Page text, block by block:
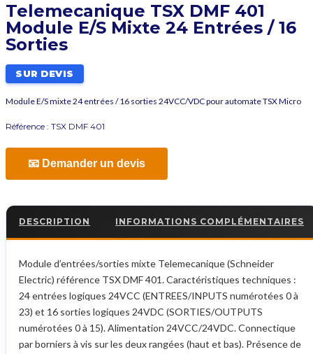
Telemecanique TSX DMF 401
Module E/S Mixte 24 Entrées / 16
Sorties
SUR DEVIS
Module E/S mixte 24 entrées / 16 sorties 24VCC/VDC pour automate TSX Micro
Référence : TSX DMF 401
📧 Demander un devis
DESCRIPTION INFORMATIONS COMPLÉMENTAIRES
Module d’entrées/sorties mixte Telemecanique (Schneider
Electric) référence TSX DMF 401. Caractéristiques techniques :
24 entrées logiques 24VCC (ENTREES/INPUTS numérotées 0 à
23) et 16 sorties logiques 24VDC (SORTIES/OUTPUTS
numérotées 0 à 15). Alimentation 24VCC/24VDC. Connectique
par borniers à vis sur les deux rangées (haut et bas). Présence de